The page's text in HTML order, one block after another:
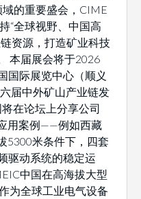
的重要盛会，CIME
“全球视野、中国高
资源，打造矿业科技
本届展会将于2026
国际展览中心（顺义
届中外矿山产业链发
在论坛上分享公司
用案例——例如西藏
5300米条件下，四套
驱动系统的稳定运
中国在高海拔大型
为全球工业电气设备